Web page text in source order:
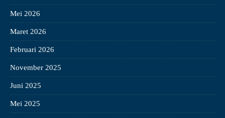
Mei 2026
Maret 2026
Februari 2026
November 2025
Juni 2025
Mei 2025